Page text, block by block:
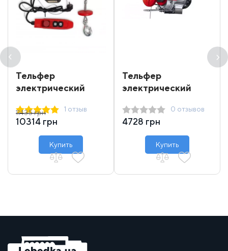
Тельфер
электрический
400/800
1 отзыв
10314 грн
11435 грн
Купить
Тельфер
электрический
0 отзывов
4728 грн
Купить